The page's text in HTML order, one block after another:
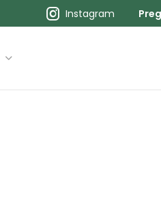
Instagram